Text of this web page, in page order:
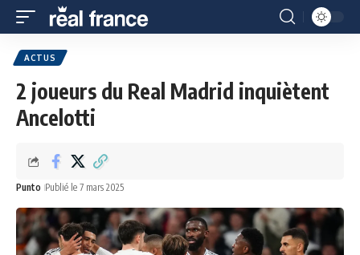
ACTUS
2 joueurs du Real Madrid inquiètent
Ancelotti
Punto Publié le 7 mars 2025